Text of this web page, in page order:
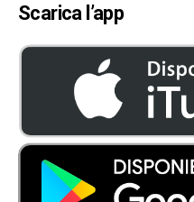
Scarica l’app